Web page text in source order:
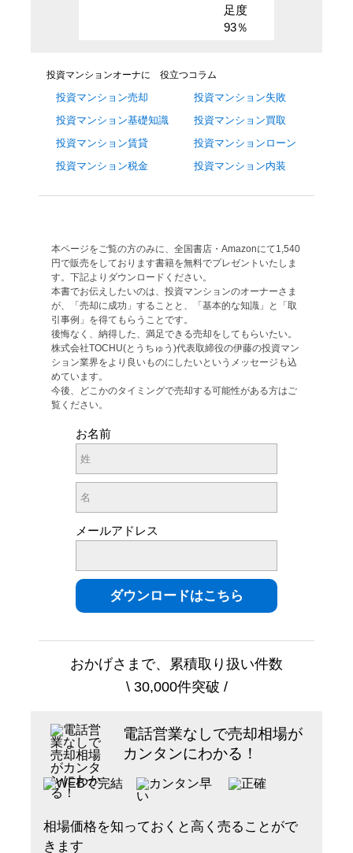
足度
93％
投資マンションオーナに 役立つコラム
投資マンション売却
投資マンション基礎知識
投資マンション賃貸
投資マンション税金
投資マンション失敗
投資マンション買取
投資マンションローン
投資マンション内装
本ページをご覧の方のみに、全国書店・Amazonにて1,540
円で販売をしております書籍を無料でプレゼントいたしま
す。下記よりダウンロードください。
本書でお伝えしたいのは、投資マンションのオーナーさま
が、「売却に成功」することと、「基本的な知識」と「取
引事例」を得てもらうことです。
後悔なく、納得した、満足できる売却をしてもらいたい。
株式会社TOCHU(とうちゅう)代表取締役の伊藤の投資マン
ション業界をより良いものにしたいというメッセージも込
めています。
今後、どこかのタイミングで売却する可能性がある方はご
覧ください。
お名前
メールアドレス
おかげさまで、累積取り扱い件数
\ 30,000件突破 /
電話営業なしで売却相場が
カンタンにわかる！
相場価格を知っておくと高く売ることがで
きます